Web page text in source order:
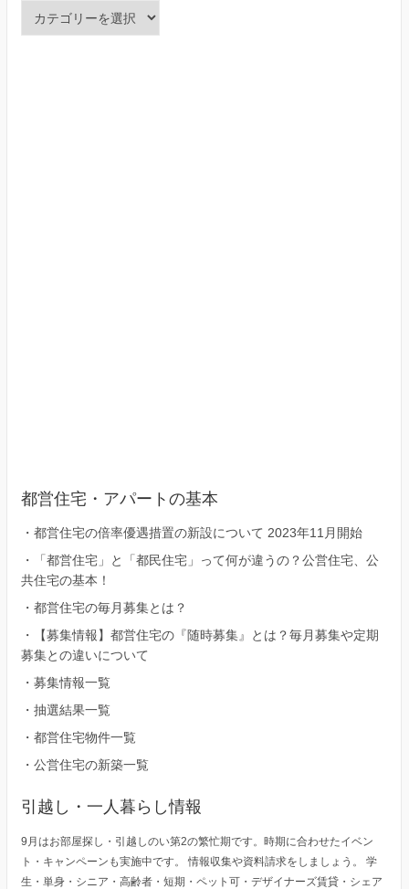
都営住宅・アパートの基本
・ 都営住宅の倍率優遇措置の新設について 2023年11月開始
・
「都営住宅」と「都民住宅」って何が違うの？公営住宅、公
共住宅の基本！
・ 都営住宅の毎月募集とは？
・
【募集情報】都営住宅の『随時募集』とは？毎月募集や定期
募集との違いについて
・ 募集情報一覧
・ 抽選結果一覧
・ 都営住宅物件一覧
・ 公営住宅の新築一覧
引越し・一人暮らし情報
9月はお部屋探し・引越しのい第2の繁忙期です。時期に合わせたイベン
ト・キャンペーンも実施中です。 情報収集や資料請求をしましょう。 学
生・単身・シニア・高齢者・短期・ペット可・デザイナーズ賃貸・シェア